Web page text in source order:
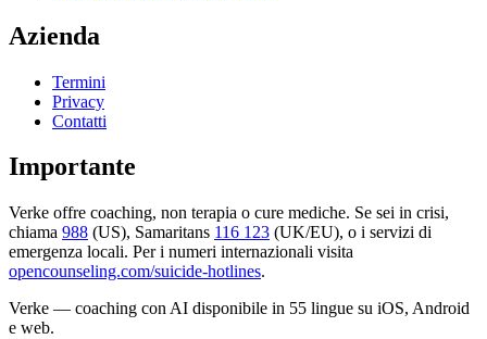
Azienda
Termini
Privacy
Contatti
Importante
Verke offre coaching, non terapia o cure mediche. Se sei in crisi,
chiama 988 (US), Samaritans 116 123 (UK/EU), o i servizi di
emergenza locali. Per i numeri internazionali visita
opencounseling.com/suicide-hotlines.
Verke — coaching con AI disponibile in 55 lingue su iOS, Android
e web.